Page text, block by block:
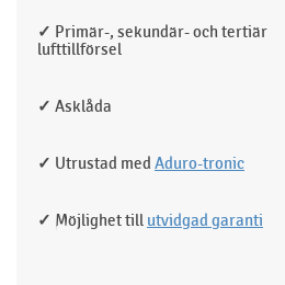
✓ Primär-, sekundär- och tertiär
lufttillförsel
✓ Asklåda
✓ Utrustad med Aduro-tronic
✓ Möjlighet till utvidgad garanti